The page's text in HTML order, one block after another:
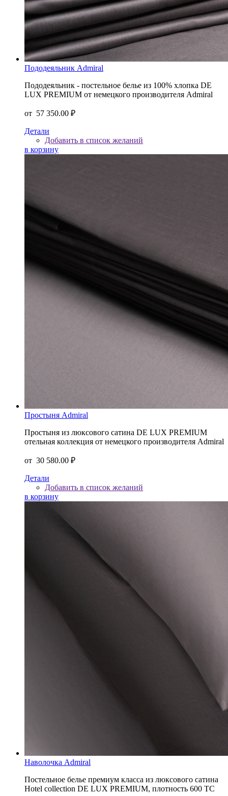
Пододеяльник Admiral
Пододеяльник - постельное белье из 100% хлопка DE
LUX PREMIUM от немецкого производителя Admiral
от 57 350.00 ₽
Детали
Добавить в список желаний
в корзину
Простыня Admiral
Простыня из люксового сатина DE LUX PREMIUM
отельная коллекция от немецкого производителя Admiral
от 30 580.00 ₽
Детали
Добавить в список желаний
в корзину
Наволочка Admiral
Постельное белье премиум класса из люксового сатина
Hotel collection DE LUX PREMIUM, плотность 600 ТС